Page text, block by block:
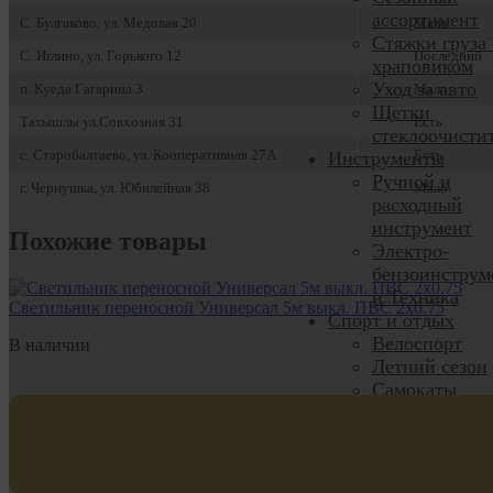
ассортимент
Стяжки груза
храповиком
Уход за авто
Щетки
Инструменты
Ручной и
расходный
инструмент
Электро-
и Техника
Спорт и отдых
Велоспорт
Летний сезон
Самокаты
С. Булгаково, ул. Медовая 20
Мало
С. Иглино, ул. Горького 12
Последний
п. Куеда Гагарина 3
Мало
Татышлы ул.Совхозная 31
Есть
с. Старобалтаево, ул. Кооперативная 27А
Есть
г. Чернушка, ул. Юбилейная 38
Мало
Похожие товары
Светильник переносной Универсал 5м выкл. ПВС 2х0.75
В наличии